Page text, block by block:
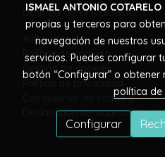
política de privacidad.
Aviso legal
Política de cookies
Gestión de cookies
Política de privacidad
Condiciones de compra
Declaración de accesibilidad
ISMAEL ANTONIO
propias y terceros para
navegación de nuestros
servicios. Puedes configurar
botón “Configurar” o
política de
Configurar